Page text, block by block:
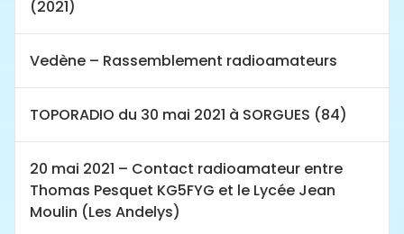
(2021)
Vedène – Rassemblement radioamateurs
TOPORADIO du 30 mai 2021 à SORGUES (84)
20 mai 2021 – Contact radioamateur entre
Thomas Pesquet KG5FYG et le Lycée Jean
Moulin (Les Andelys)